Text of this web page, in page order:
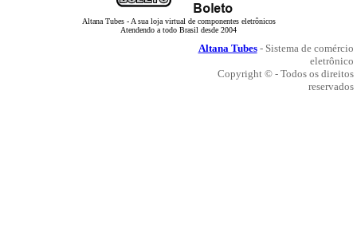
Altana Tubes - A sua loja virtual de componentes eletrônicos
Atendendo a todo Brasil desde 2004
Altana Tubes- Sistema de comércio
eletrônico
Copyright © - Todos os direitos
reservados